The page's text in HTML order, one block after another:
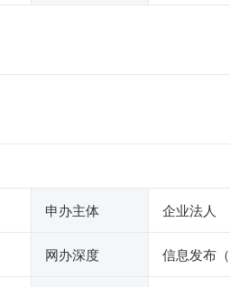
申办主体 企业法人
网办深度 信息发布（